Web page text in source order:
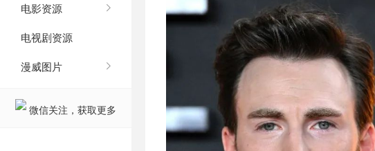
电影资源
电视剧资源
漫威图片
微信关注，获取更多